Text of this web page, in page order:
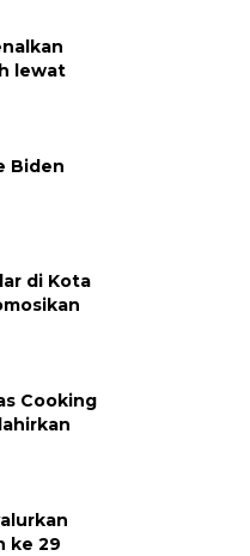
lewat
Biden
di Kota
Cooking
ke 29